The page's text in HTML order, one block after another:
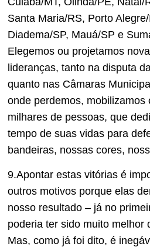
Santa Maria/RS, Porto
Diadema/SP, Mauá/SP e
Elegemos ou projetamos
lideranças, tanto na disputa
quanto nas Câmaras
onde perdemos, mobilizamos
milhares de pessoas, que
tempo de suas vidas para
bandeiras, nossas cores,
9.Apontar estas vitórias é
outros motivos porque elas
nosso resultado – já no
poderia ter sido muito melhor
Mas, como já foi dito, é